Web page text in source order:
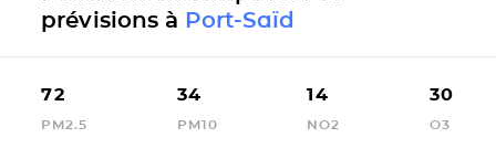
prévisions à Port-Saïd
72
PM2.5
34
PM10
14
NO2
30
O3